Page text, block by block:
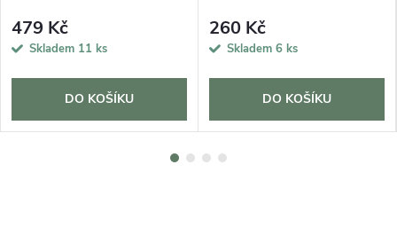
479 Kč
Skladem 11 ks
DO KOŠÍKU
260 Kč
Skladem 6 ks
DO KOŠÍKU